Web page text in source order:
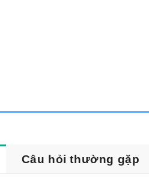
Câu hỏi thường gặp